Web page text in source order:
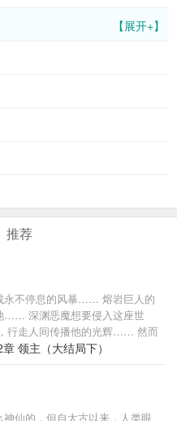
【展开+】
推荐
永不停息的风暴…… 熔岩巨人的
…… 深渊恶魔想要侵入这座世
行走人间传播他的光辉…… 然而
山帝国’统治，这是人类的帝
埋首于法师塔中百年千年，骑
洋…… 在帝国的安阳行省，有一
族领地，叫——雪鹰领！ 故事，
继《莽荒纪》《吞噬星空》
领主（大结局下）
仙的，但自太古以来，人类眼